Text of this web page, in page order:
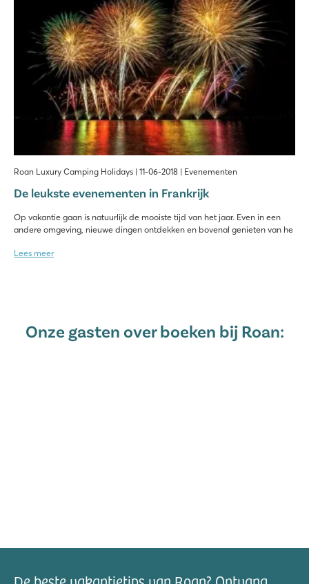
Roan Luxury Camping Holidays | 11-06-2018 | Evenementen
De leukste evenementen in Frankrijk
Op vakantie gaan is natuurlijk de mooiste tijd van het jaar. Even in een
andere omgeving, nieuwe dingen ontdekken en bovenal genieten van he
Lees meer
Onze gasten over boeken bij Roan: